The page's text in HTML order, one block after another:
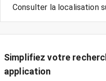
Consulter la localisation
Simplifiez votre
application